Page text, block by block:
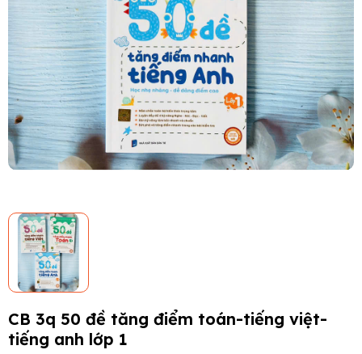
CB 3q 50 đề tăng điểm toán-tiếng việt-
tiếng anh lớp 1